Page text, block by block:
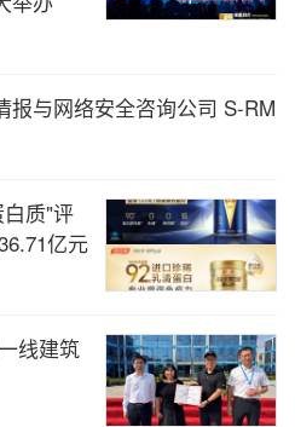
伍近3万人。银保渠道、社区
富管理、保险保障三大关键
侧聚焦医疗健康、居家养
2025年上半年，平安寿险
客户。截至2025年6月
85个城市，累计近21万名
。平安高品质康养社区项
报与网络安全咨询公司 S-RM
质"评
亿元
线建筑